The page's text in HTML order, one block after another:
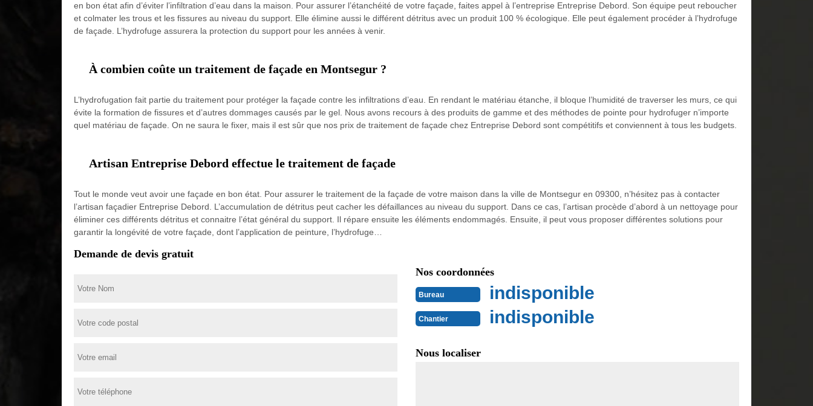
en bon état afin d’éviter l’infiltration d’eau dans la maison. Pour assurer l’étanchéité de votre façade, faites appel à l’entreprise Entreprise Debord. Son équipe peut reboucher
et colmater les trous et les fissures au niveau du support. Elle élimine aussi le différent détritus avec un produit 100 % écologique. Elle peut également procéder à l’hydrofuge
de façade. L’hydrofuge assurera la protection du support pour les années à venir.
À combien coûte un traitement de façade en Montsegur ?
L’hydrofugation fait partie du traitement pour protéger la façade contre les infiltrations d’eau. En rendant le matériau étanche, il bloque l’humidité de traverser les murs, ce qui
évite la formation de fissures et d’autres dommages causés par le gel. Nous avons recours à des produits de gamme et des méthodes de pointe pour hydrofuger n’importe
quel matériau de façade. On ne saura le fixer, mais il est sûr que nos prix de traitement de façade chez Entreprise Debord sont compétitifs et conviennent à tous les budgets.
Artisan Entreprise Debord effectue le traitement de façade
Tout le monde veut avoir une façade en bon état. Pour assurer le traitement de la façade de votre maison dans la ville de Montsegur en 09300, n’hésitez pas à contacter
l’artisan façadier Entreprise Debord. L’accumulation de détritus peut cacher les défaillances au niveau du support. Dans ce cas, l’artisan procède d’abord à un nettoyage pour
éliminer ces différents détritus et connaitre l’état général du support. Il répare ensuite les éléments endommagés. Ensuite, il peut vous proposer différentes solutions pour
garantir la longévité de votre façade, dont l’application de peinture, l’hydrofuge…
Demande de devis gratuit
Nos coordonnées
Bureau indisponible
Chantier indisponible
Nous localiser